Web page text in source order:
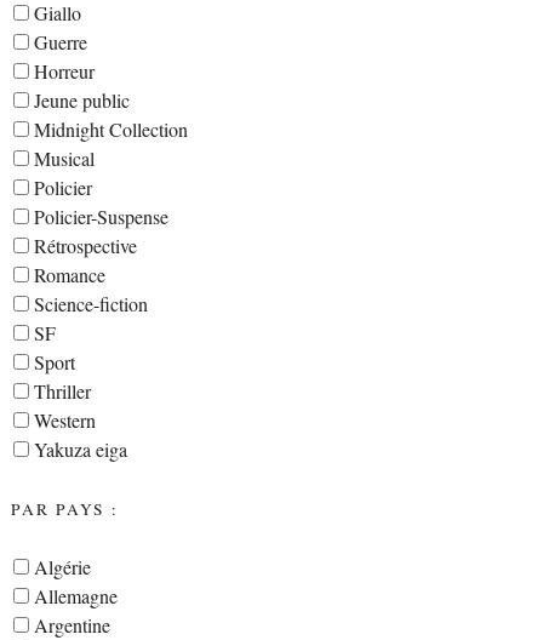
Giallo
Guerre
Horreur
Jeune public
Midnight Collection
Musical
Policier
Policier-Suspense
Rétrospective
Romance
Science-fiction
SF
Sport
Thriller
Western
Yakuza eiga
PAR PAYS :
Algérie
Allemagne
Argentine